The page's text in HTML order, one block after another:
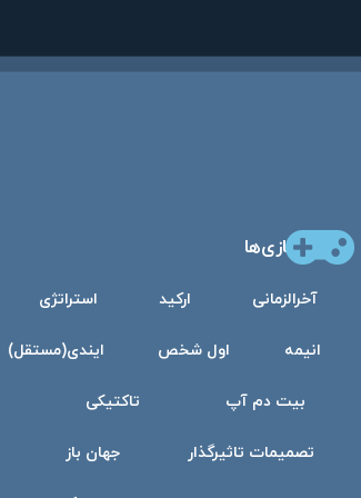
بازی‌ها
آخرالزمانی ارکید استراتژی
انیمه اول شخص ایندی(مستقل)
بیت دم آپ تاکتیکی
تصمیمات تاثیرگذار جهان باز